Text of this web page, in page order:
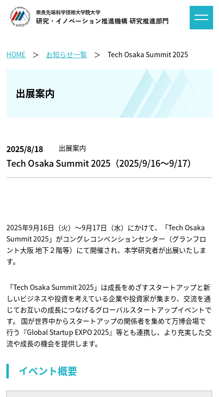
HOME お知らせ一覧 Tech Osaka Summit 2025
出展案内
2025/8/18 出展案内
Tech Osaka Summit 2025（2025/9/16～9/17）
2025年9月16日（火）～9月17日（水）にかけて、「Tech Osaka
Summit 2025」がコングレコンベンションセンター（グランフロ
ント大阪 地下２階等）にて開催され、本学研究者が出展いたしま
す。
「Tech Osaka Summit 2025」は成長をめざすスタートアップと新
しいビジネスや投資を考えている企業や投資家が集まり、交流を通
じてお互いの成長につなげるグローバルスタートアップイベントで
す。 国が世界中からスタートアップの関係者を集めて万博会場で
行う『Global Startup EXPO 2025』等とも連携し、より充実した交
流や成長の機会を提供します。
イベント概要